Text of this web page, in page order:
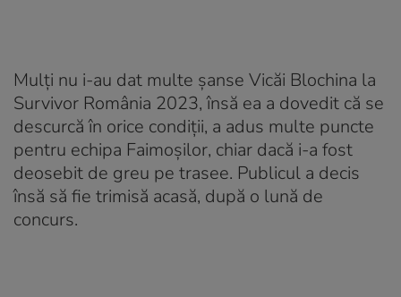
Mulți nu i-au dat multe șanse Vicăi Blochina la
Survivor România 2023, însă ea a dovedit că se
descurcă în orice condiții, a adus multe puncte
pentru echipa Faimoșilor, chiar dacă i-a fost
deosebit de greu pe trasee. Publicul a decis
însă să fie trimisă acasă, după o lună de
concurs.